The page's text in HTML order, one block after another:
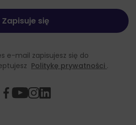
e-mail zapisujesz się do
Politykę prywatności .